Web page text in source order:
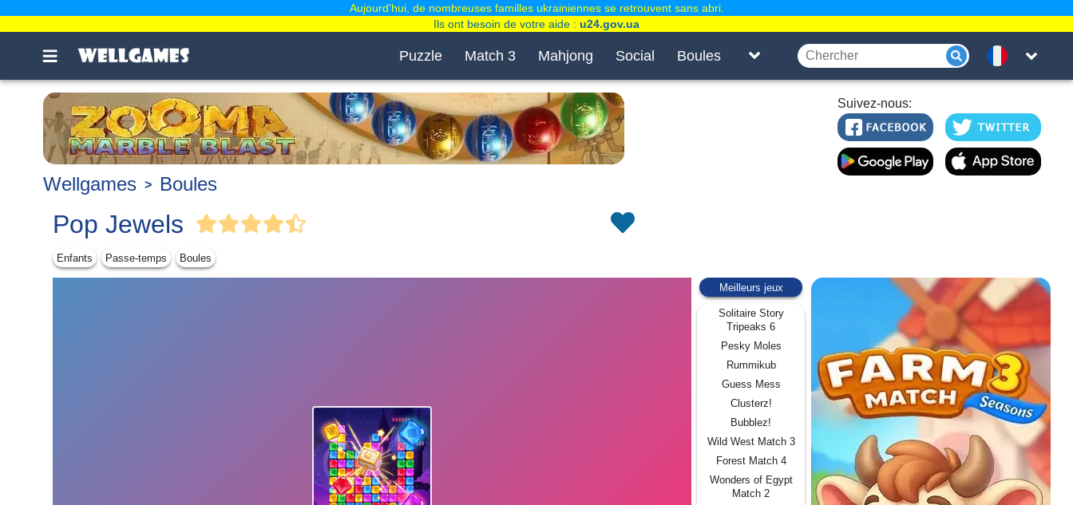
Puzzle Match 3 Mahjong Social Boules
Suivez-nous:
Wellgames Boules
Pop Jewels
Enfants Passe-temps Boules
Meilleurs jeux
Solitaire Story
Tripeaks 6
Pesky Moles
Rummikub
Guess Mess
Clusterz!
Bubblez!
Wild West Match 3
Forest Match 4
Wonders of Egypt
Match 2
Aujourd'hui, de nombreuses familles ukrainiennes se retrouvent sans abri.
Ils ont besoin de votre aide : u24.gov.ua